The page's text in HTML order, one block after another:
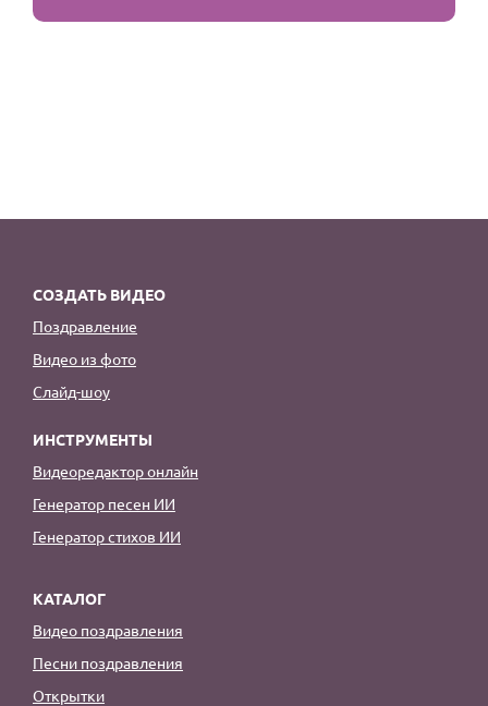
СОЗДАТЬ ВИДЕО
Поздравление
Видео из фото
Слайд-шоу
ИНСТРУМЕНТЫ
Видеоредактор онлайн
Генератор песен ИИ
Генератор стихов ИИ
КАТАЛОГ
Видео поздравления
Песни поздравления
Открытки